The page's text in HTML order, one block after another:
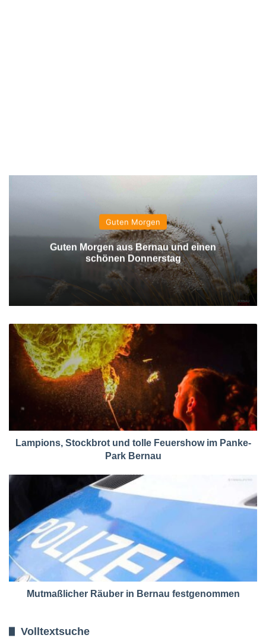
Guten Morgen
Guten Morgen aus Bernau und einen
schönen Donnerstag
Lampions, Stockbrot und tolle Feuershow im Panke-
Park Bernau
Mutmaßlicher Räuber in Bernau festgenommen
Volltextsuche